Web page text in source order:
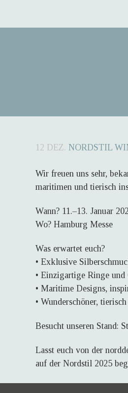
12 DEZ. NORDSTIL
Wir freuen uns sehr,
maritimen und tierisch
Wann? 11.–13. Januar
Wo? Hamburg Messe
Was erwartet euch?
• Exklusive
• Einzigartige Ringe und
• Maritime Designs,
• Wunderschöner,
Besucht unseren Stand:
Lasst euch von der
auf der Nordstil 2025